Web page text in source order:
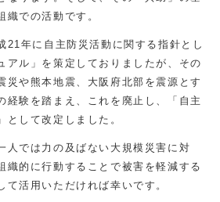
織での活動です。
年に自主防災活動に関する指針とし
アル」を策定しておりましたが、その
災や熊本地震、大阪府北部を震源とす
経験を踏まえ、これを廃止し、「自主
として改定しました。
では力の及ばない大規模災害に対
織的に行動することで被害を軽減する
て活用いただければ幸いです。